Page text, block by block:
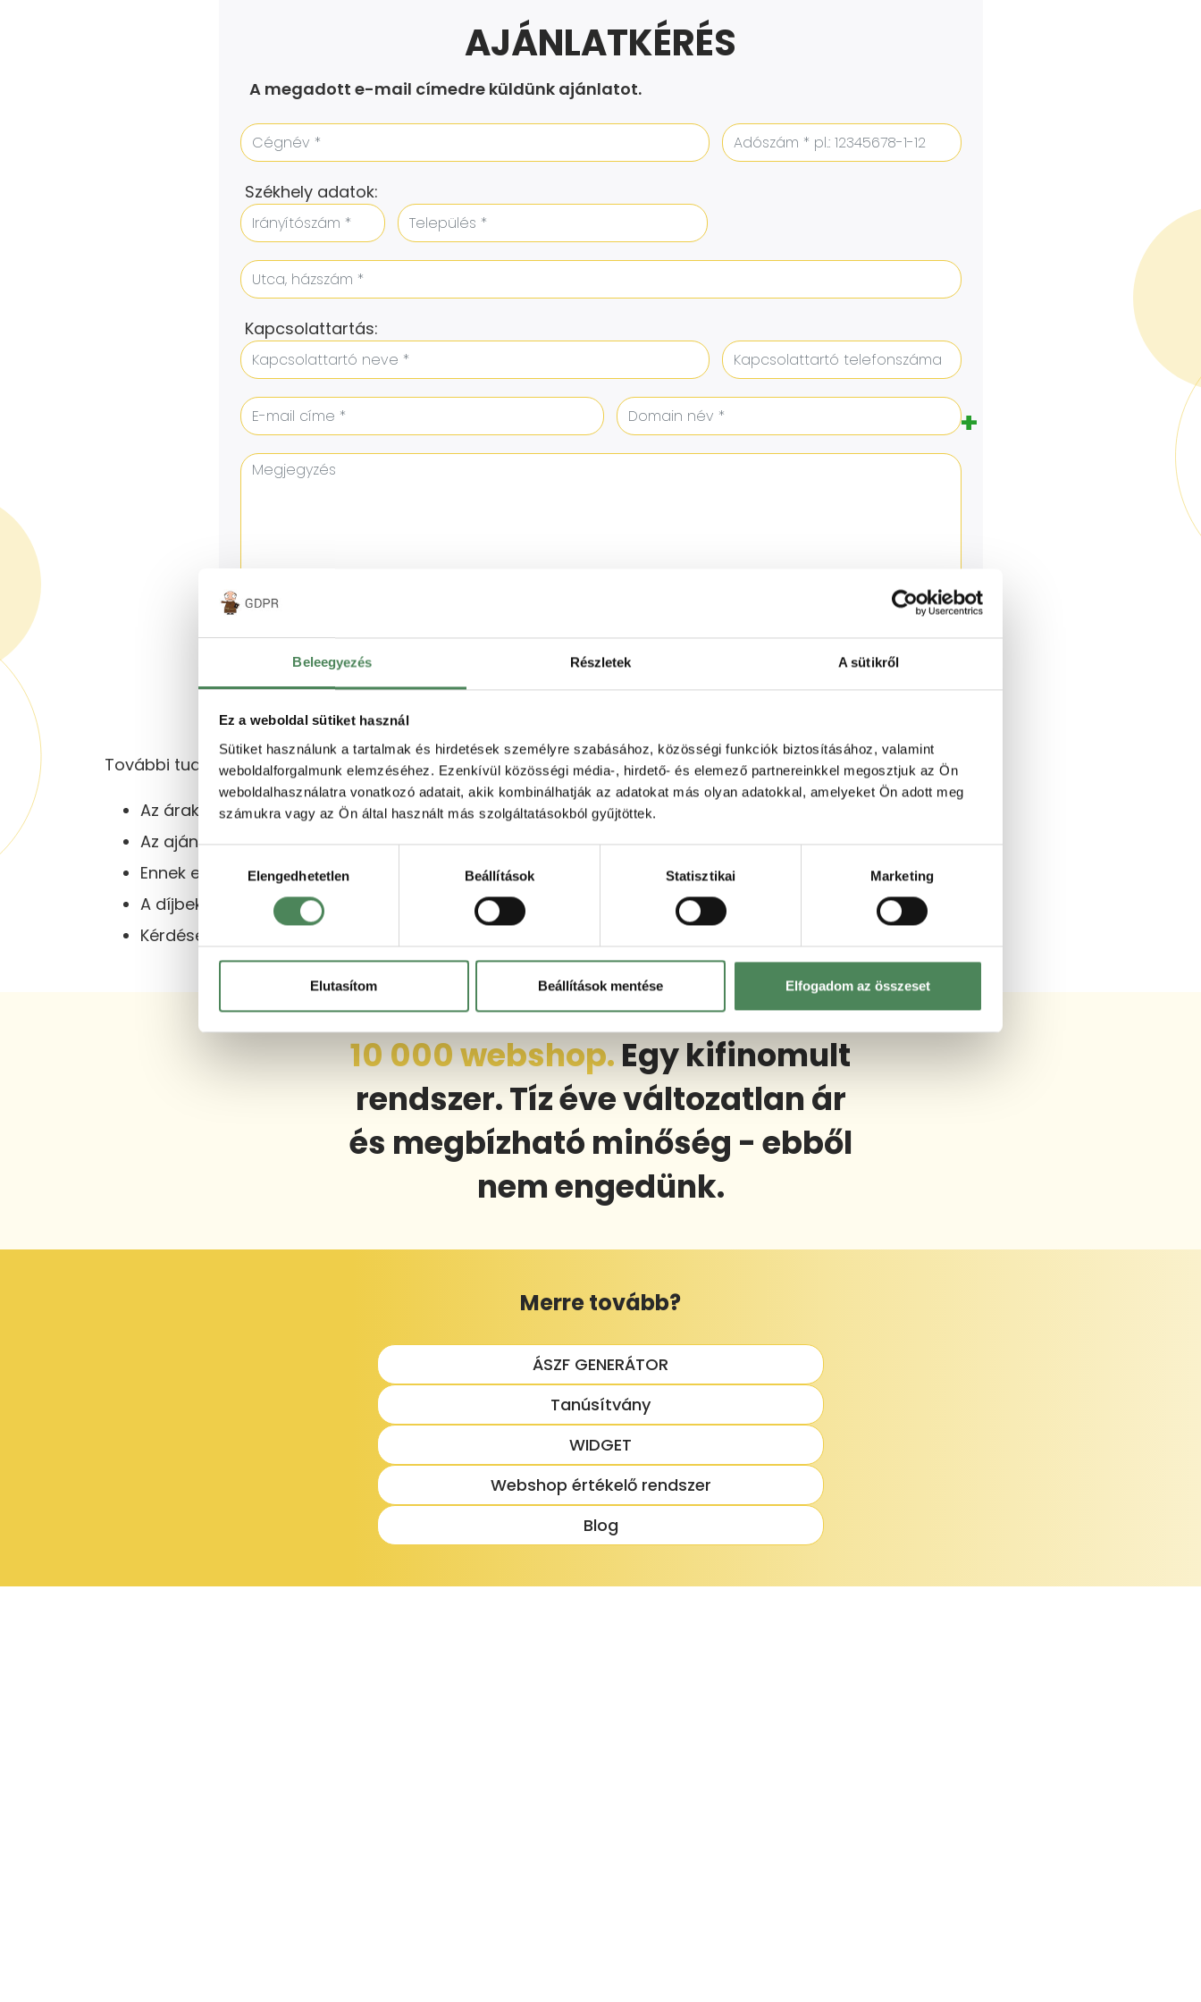
Beleegyezés Részletek A sütikről
Ez a weboldal sütiket használ
Sütiket használunk a tartalmak és hirdetések személyre szabásához, közösségi funkciók biztosításához, valamint
weboldalforgalmunk elemzéséhez. Ezenkívül közösségi média-, hirdető- és elemező partnereinkkel megosztjuk az Ön
weboldalhasználatra vonatkozó adatait, akik kombinálhatják az adatokat más olyan adatokkal, amelyeket Ön adott meg
számukra vagy az Ön által használt más szolgáltatásokból gyűjtöttek.
kiválasztásaElengedhetetlen Beállítások Statisztikai Marketing
Elutasítom Beállítások mentése Elfogadom az összeset
AJÁNLATKÉRÉS
A megadott e-mail címedre küldünk ajánlatot.
Székhely adatok:
Kapcsolattartás:
Elfogadom az
Adatkezelési tájékoztatót.
További tudnivalók
Az árak nettó éves díjak, nincs havi bontás, nincs rejtett költség
Az ajánlatot emailben küldjük el neked
Ennek elfogadásakor küldjük a díjbekérőt
A díjbekérő kiegyenlítésekor küldjük a végszámlát és az admin felület hozzáférését
Kérdésed van? Keresd az ügyfélszolgálatunkat!
10 000 webshop.Egy kifinomult
rendszer. Tíz éve változatlan ár
és megbízható minőség - ebből
nem engedünk.
Merre tovább?
ÁSZF GENERÁTOR
Tanúsítvány
WIDGET
Webshop értékelő rendszer
Blog